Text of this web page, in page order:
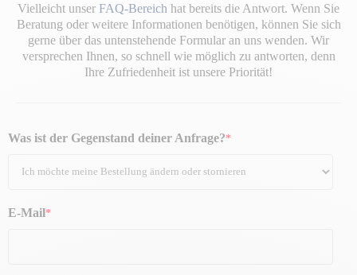
Vielleicht unser FAQ-Bereich hat bereits die Antwort. Wenn Sie
Beratung oder weitere Informationen benötigen, können Sie sich
gerne über das untenstehende Formular an uns wenden. Wir
versprechen Ihnen, so schnell wie möglich zu antworten, denn
Ihre Zufriedenheit ist unsere Priorität!
Was ist der Gegenstand deiner Anfrage?
E-Mail